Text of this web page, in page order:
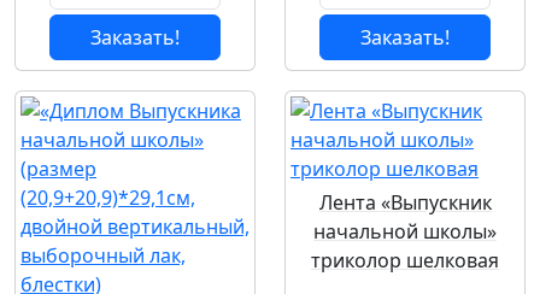
Заказать! Заказать!
Лента «Выпускник
начальной школы»
триколор шелковая